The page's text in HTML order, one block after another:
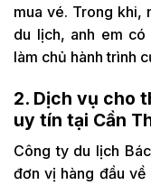
mua vé. Trong khi,
du lịch, anh em
làm chủ hành trình
2. Dịch vụ cho
uy tín tại Cần
Công ty du lịch
đơn vị hàng đầu